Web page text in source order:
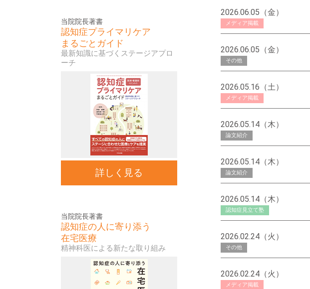
当院院長著書
認知症プライマリケア
まるごとガイド
最新知識に基づくステージアプロ
ーチ
詳しく見る
当院院長著書
認知症の人に寄り添う
在宅医療
精神科医による新たな取り組み
2026.06.05（金）
メディア掲載
2026.06.05（金）
その他
2026.05.16（土）
メディア掲載
2026.05.14（木）
論文紹介
2026.05.14（木）
論文紹介
2026.05.14（木）
認知症見立て塾
2026.02.24（火）
その他
2026.02.24（火）
メディア掲載